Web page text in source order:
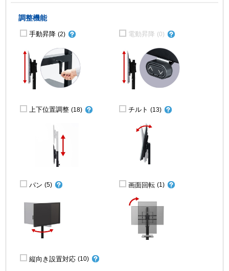
調整機能
手動昇降 (2) 電動昇降 (0)
上下位置調整 (18) チルト (13)
パン (5) 画面回転 (1)
縦向き設置対応 (10)